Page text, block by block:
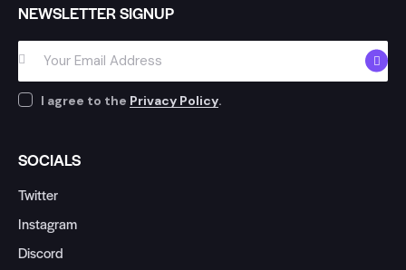
NEWSLETTER SIGNUP
I agree to the Privacy Policy.
SOCIALS
Twitter
Instagram
Discord